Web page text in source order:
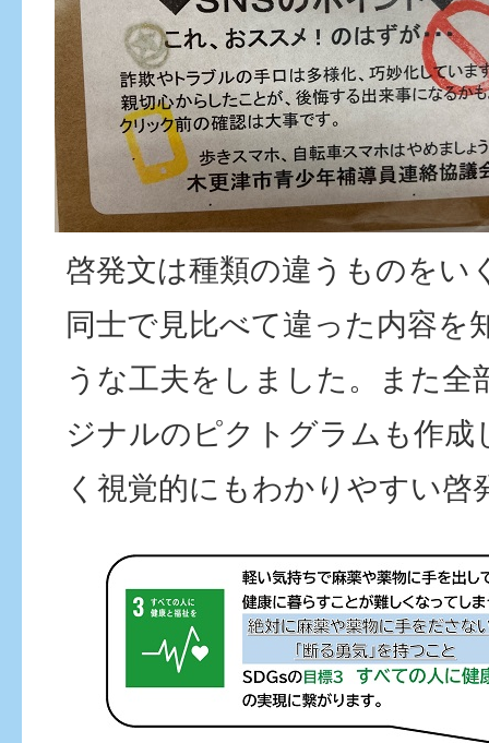
啓発文は種類の違うものをい
同士で見比べて違った内容を
うな工夫をしました。また全
ジナルのピクトグラムも作成
く視覚的にもわかりやすい啓